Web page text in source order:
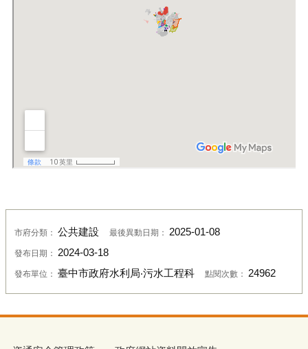
市府分類： 公共建設 最後異動日期： 2025-01-08
發布日期： 2024-03-18
發布單位： 臺中市政府水利局‧污水工程科 點閱次數： 24962